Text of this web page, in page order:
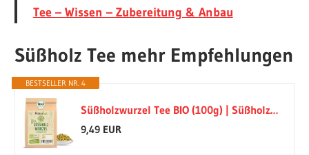
Tee – Wissen – Zubereitung & Anbau
Süßholz Tee mehr Empfehlungen
BESTSELLER NR. 4
Süßholzwurzel Tee BIO (100g) | Süßholzwurzeltee | Süßholz-Wurzel getrocknet geschnitten enthält Lakritz
9,49 EUR